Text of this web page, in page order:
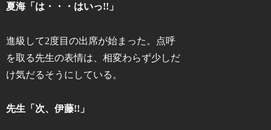
夏海「は・・・はいっ!!」
進級して2度目の出席が始まった。点呼
を取る先生の表情は、相変わらず少しだ
け気だるそうにしている。
先生「次、伊藤!!」